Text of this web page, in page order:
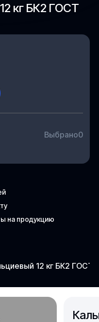
кг БК2 ГОСТ
на продукцию
Выбрано0
12 кг БК2 ГОСТ